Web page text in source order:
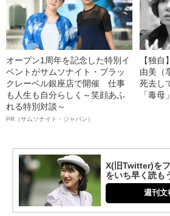
オープン1周年を記念した特別イ
ベントがサムソナイト・ブラッ
クレーベル銀座店で開催 仕事
も人生も自分らしく～笑顔あふ
れる特別対談～
PR（サムソナイト・ジャパン）
【独
由美（
死去し
「毒
X(旧Twitter)を
をいち早く読も
週刊文